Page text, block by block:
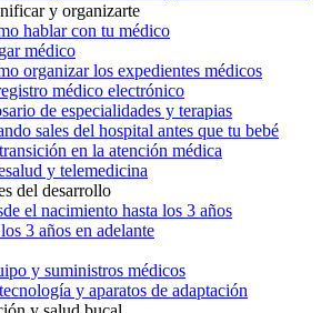
y organizarte
hablar con tu médico
médico
organizar los expedientes médicos
médico electrónico
de especialidades y terapias
sales del hospital antes que tu bebé
en la atención médica
y telemedicina
del desarrollo
el nacimiento hasta los 3 años
3 años en adelante
y suministros médicos
y aparatos de adaptación